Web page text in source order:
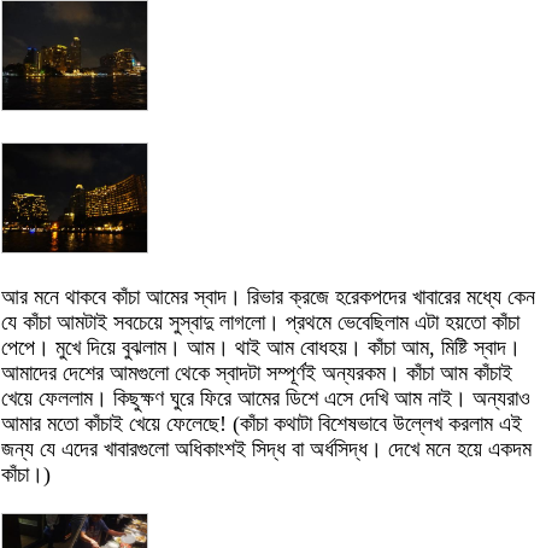
আর মনে থাকবে কাঁচা আমের স্বাদ। রিভার ক্রজে হরেকপদের খাবারের মধ্যে কেন
যে কাঁচা আমটাই সবচেয়ে সুস্বাদু লাগলো। প্রথমে ভেবেছিলাম এটা হয়তো কাঁচা
পেপে। মুখে দিয়ে বুঝলাম। আম। থাই আম বোধহয়। কাঁচা আম, মিষ্টি স্বাদ।
আমাদের দেশের আমগুলো থেকে স্বাদটা সম্পূর্ণই অন্যরকম। কাঁচা আম কাঁচাই
খেয়ে ফেললাম। কিছুক্ষণ ঘুরে ফিরে আমের ডিশে এসে দেখি আম নাই। অন্যরাও
আমার মতো কাঁচাই খেয়ে ফেলেছে! (কাঁচা কথাটা বিশেষভাবে উল্লেখ করলাম এই
জন্য যে এদের খাবারগুলো অধিকাংশই সিদ্ধ বা অর্ধসিদ্ধ। দেখে মনে হয়ে একদম
কাঁচা।)